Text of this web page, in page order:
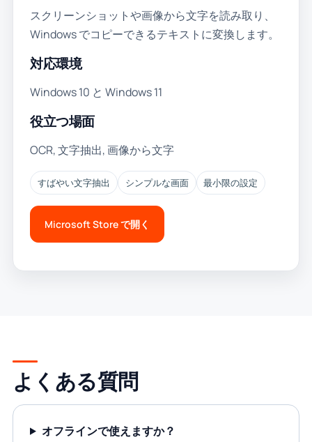
スクリーンショットや画像から文字を読み取り、
Windows でコピーできるテキストに変換します。
対応環境
Windows 10 と Windows 11
役立つ場面
OCR, 文字抽出, 画像から文字
すばやい文字抽出 シンプルな画面 最小限の設定
Microsoft Store で開く
よくある質問
オフラインで使えますか？